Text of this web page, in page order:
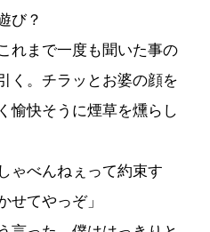
び？
れまで一度も聞いた事の
く。チラッとお婆の顔を
愉快そうに煙草を燻らし
ゃべんねぇって約束す
せてやっぞ」